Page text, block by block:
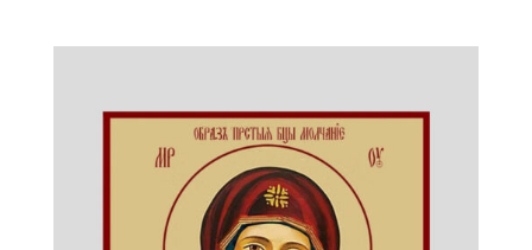
Матери